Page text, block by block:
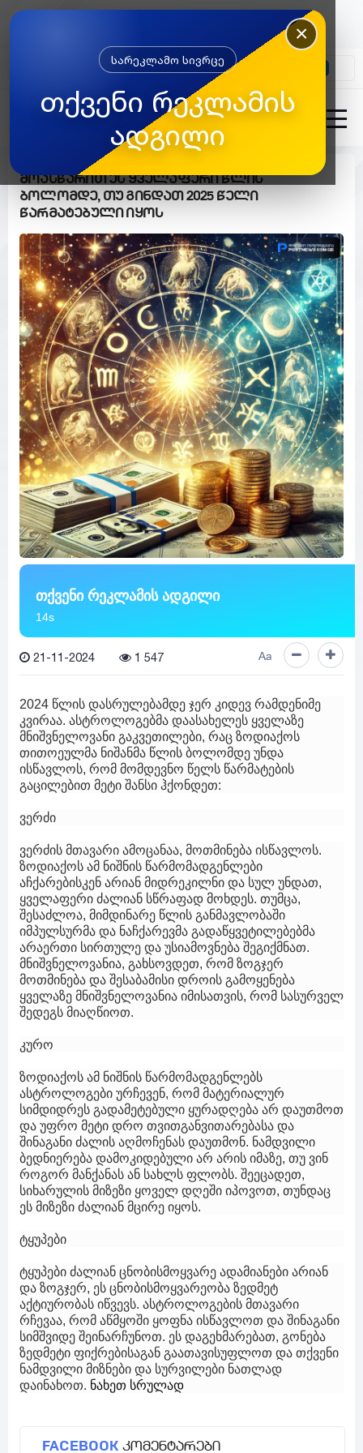
×
სარეკლამო სივრცე
თქვენი რეკლამის
ადგილი
კონტაქტი
მოასწარით ეს ყველაფერი წლის
ბოლომდე, თუ გინდათ 2025 წელი
წარმატებული იყოს
თქვენი რეკლამის ადგილი
13s
21-11-2024 1 547 Aa
2024 წლის დასრულებამდე ჯერ კიდევ რამდენიმე
კვირაა. ასტროლოგებმა დაასახელეს ყველაზე
მნიშვნელოვანი გაკვეთილები, რაც ზოდიაქოს
თითოეულმა ნიშანმა წლის ბოლომდე უნდა
ისწავლოს, რომ მომდევნო წელს წარმატების
გაცილებით მეტი შანსი ჰქონდეთ:
ვერძი
ვერძის მთავარი ამოცანაა, მოთმინება ისწავლოს.
ზოდიაქოს ამ ნიშნის წარმომადგენლები
აჩქარებისკენ არიან მიდრეკილნი და სულ უნდათ,
ყველაფერი ძალიან სწრაფად მოხდეს. თუმცა,
შესაძლოა, მიმდინარე წლის განმავლობაში
იმპულსურმა და ნაჩქარევმა გადაწყვეტილებებმა
არაერთი სირთულე და უსიამოვნება შეგიქმნათ.
მნიშვნელოვანია, გახსოვდეთ, რომ ზოგჯერ
მოთმინება და შესაბამისი დროის გამოყენება
ყველაზე მნიშვნელოვანია იმისათვის, რომ სასურველ
შედეგს მიაღწიოთ.
კურო
ზოდიაქოს ამ ნიშნის წარმომადგენლებს
ასტროლოგები ურჩევენ, რომ მატერიალურ
სიმდიდრეს გადამეტებული ყურადღება არ დაუთმოთ
და უფრო მეტი დრო თვითგანვითარებასა და
შინაგანი ძალის აღმოჩენას დაუთმონ. ნამდვილი
ბედნიერება დამოკიდებული არ არის იმაზე, თუ ვინ
როგორ მანქანას ან სახლს ფლობს. შეეცადეთ,
სიხარულის მიზეზი ყოველ დღეში იპოვოთ, თუნდაც
ეს მიზეზი ძალიან მცირე იყოს.
ტყუპები
ტყუპები ძალიან ცნობისმოყვარე ადამიანები არიან
და ზოგჯერ, ეს ცნობისმოყვარეობა ზედმეტ
აქტიურობას იწვევს. ასტროლოგების მთავარი
რჩევაა, რომ აწმყოში ყოფნა ისწავლოთ და შინაგანი
სიმშვიდე შეინარჩუნოთ. ეს დაგეხმარებათ, გონება
ზედმეტი ფიქრებისაგან გაათავისუფლოთ და თქვენი
ნამდვილი მიზნები და სურვილები ნათლად
დაინახოთ. ნახეთ სრულად
FACEBOOK კომენტარები